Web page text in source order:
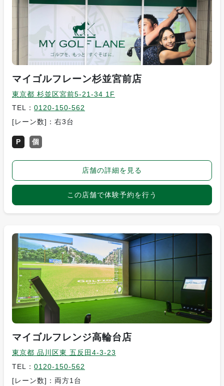
マイゴルフレーン杉並宮前店
東京都 杉並区宮前5-21-34 1F
TEL： 0120-150-562
[レーン数]：右3台
P 個
店舗の詳細を見る
この店舗で体験予約を行う
マイゴルフレンジ高輪台店
東京都 品川区東 五反田4-3-23
TEL： 0120-150-562
[レーン数]：両方1台